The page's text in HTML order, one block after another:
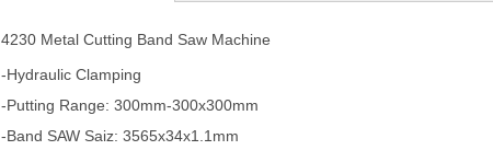
4230 Metal Cutting Band Saw Machine
-Hydraulic Clamping
-Putting Range: 300mm-300x300mm
-Band SAW Saiz: 3565x34x1.1mm